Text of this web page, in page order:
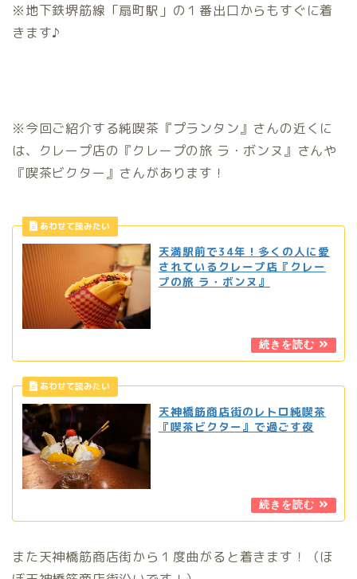
※地下鉄堺筋線「扇町駅」の１番出口からもすぐに着
きます♪
※今回ご紹介する純喫茶『プランタン』さんの近くに
は、クレープ店の『クレープの旅 ラ・ボンヌ』さんや
『喫茶ビクター』さんがあります！
天満駅前で34年！多くの人に愛
されているクレープ店『クレー
プの旅 ラ・ボンヌ』
天神橋筋商店街のレトロ純喫茶
『喫茶ビクター』で過ごす夜
また天神橋筋商店街から１度曲がると着きます！（ほ